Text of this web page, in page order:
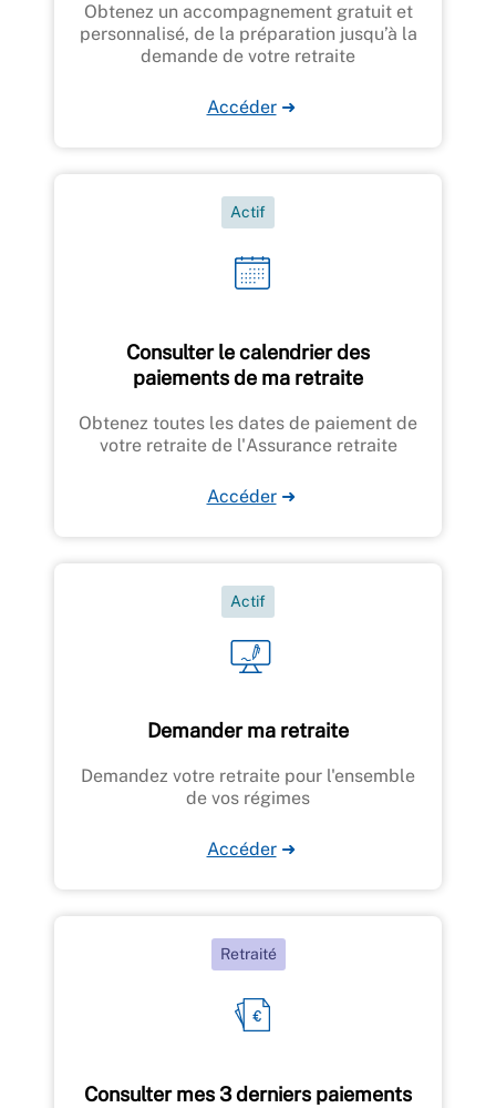
Obtenez un accompagnement gratuit et
personnalisé, de la préparation jusqu’à la
demande de votre retraite
Accéder ➜
Consulter le calendrier des
paiements de ma retraite
Actif
Obtenez toutes les dates de paiement de
votre retraite de l'Assurance retraite
Accéder ➜
Demander ma retraite
Actif
Demandez votre retraite pour l'ensemble
de vos régimes
Accéder ➜
Consulter mes 3 derniers paiements
Retraité